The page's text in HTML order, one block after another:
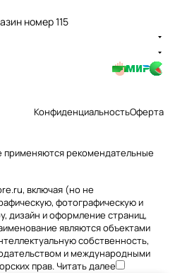
номер 115
КонфиденциальностьОферта
применяютсярекомендательные
включая (но не
фотографическую и
дизайн и оформление страниц,
являются объектами
собственность,
и международными
прав.Читать далее